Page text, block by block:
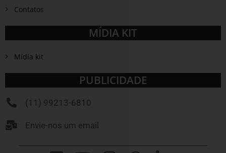
Contatos
MÍDIA KIT
Mídia kit
PUBLICIDADE
(11) 99213-6810
Envie-nos um email